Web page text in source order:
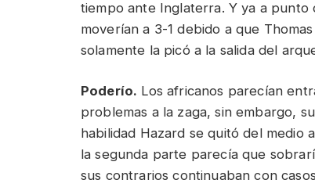
tiempo ante Inglaterra. Y ya a punto
moverían a 3-1 debido a que
solamente la picó a la salida del
Poderío. Los africanos parecían
problemas a la zaga, sin embargo,
habilidad Hazard se quitó del medio
la segunda parte parecía que
sus contrarios continuaban con